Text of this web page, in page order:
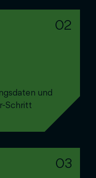
02
und
Schritt
03